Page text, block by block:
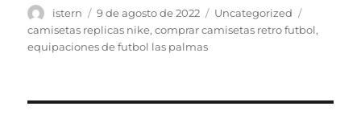
Autor
istern
Publicado
el
9 de agosto de 2022 Categorías
Uncategorized
camisetas replicas nike,comprar camisetas retro futbol,
equipaciones de futbol las palmas